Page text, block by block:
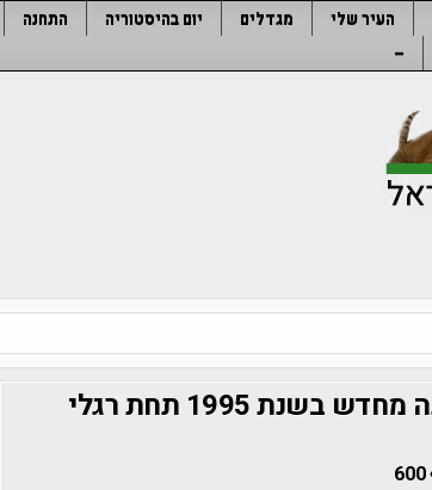
העיר שלי מגדלים יום בהיסטוריה התחנה
–
משאבת המים הותיקה שהותקנה מחדש בשנת 1995 תחת רגלי
600